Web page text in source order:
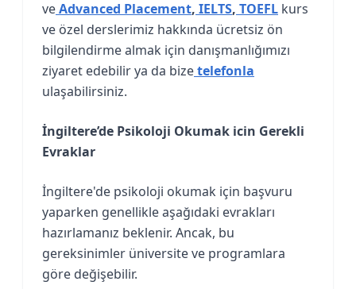
veAdvanced Placement, IELTS, TOEFL kurs
ve özel derslerimiz hakkında ücretsiz ön
bilgilendirme almak için danışmanlığımızı
ziyaret edebilir ya da bizetelefonla
ulaşabilirsiniz.
İngiltere’de Psikoloji Okumak icin Gerekli
Evraklar
İngiltere'de psikoloji okumak için başvuru
yaparken genellikle aşağıdaki evrakları
hazırlamanız beklenir. Ancak, bu
gereksinimler üniversite ve programlara
göre değişebilir.